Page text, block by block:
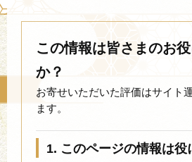
この情報は皆さまのお
か？
お寄せいただいた評価はサイト
ます。
1. このページの情報は役